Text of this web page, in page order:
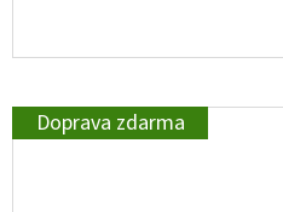
Doprava zdarma